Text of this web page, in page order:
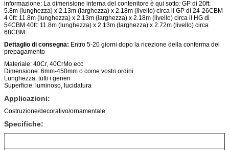
informazione: La dimensione interna del contenitore è qui sotto: GP di 20ft:
5.8m (lunghezza) x 2.13m (larghezza) x 2.18m (livello) circa il GP di 24-26CBM
4 0ft: 11.8m (lunghezza) x 2.13m (larghezza) x 2.18m (livello) circa il HG di
54CBM 40ft: 11.8m (lunghezza) x 2.13m (larghezza) x 2.72m (livello) circa
68CBM
Dettaglio di consegna: Entro 5-20 giorni dopo la ricezione della conferma del
prepagamento
Materiale: 40Cr, 40CrMo ecc
Dimensione: 6mm-450mm o come vostri ordini
Lunghezza: tutti i generi
Superficie: luminoso, lucidatura
Applicazioni:
Costruzione/decorativo/ornamentale
Specifiche: